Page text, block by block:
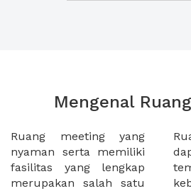
Mengenal
Ruang meeting yang
nyaman serta memiliki
fasilitas yang lengkap
merupakan salah satu
Ruang meeting juga
dapat diatur susunan
tempat duduk sesuai
kebutuhan dan